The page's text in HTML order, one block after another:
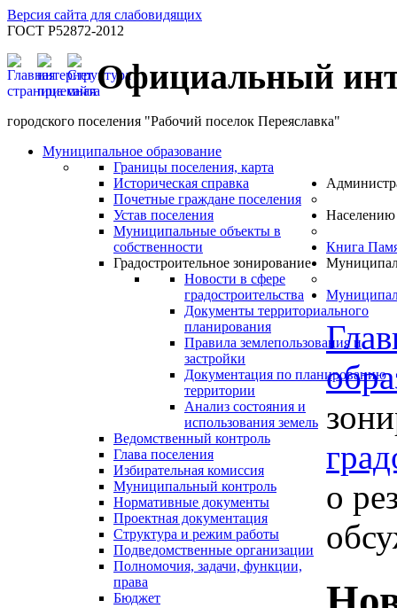
Версия сайта для слабовидящих
ГОСТ Р52872-2012
Официальный
городского поселения "Рабочий поселок Переяславка"
Муниципальное образование
Границы поселения, карта
Историческая справка
Почетные граждане поселения
Устав поселения
Муниципальные объекты в
собственности
Градостроительное зонирование
Новости в сфере
градостроительства
Документы территориального
планирования
Правила землепользования и
застройки
Документация по планированию
территории
Анализ состояния и
использования земель
Ведомственный контроль
Глава поселения
Избирательная комиссия
Муниципальный контроль
Нормативные документы
Проектная документация
Структура и режим работы
Подведомственные организации
Полномочия, задачи, функции,
права
Бюджет
Населению
Книга
о